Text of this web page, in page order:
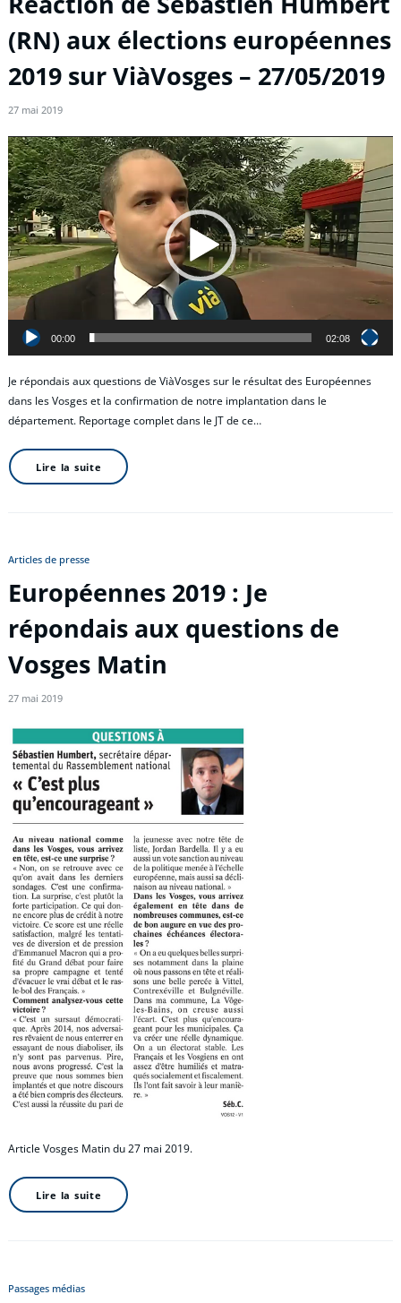
(RN) aux élections européennes
2019 sur ViàVosges – 27/05/2019
27 mai 2019
Lecteur
vidéo
00:00 02:08
Je répondais aux questions de ViàVosges sur le résultat des Européennes
dans les Vosges et la confirmation de notre implantation dans le
département. Reportage complet dans le JT de ce…
Lire la suite
Articles de presse
Européennes 2019 : Je
répondais aux questions de
Vosges Matin
27 mai 2019
Article Vosges Matin du 27 mai 2019.
Lire la suite
Passages médias